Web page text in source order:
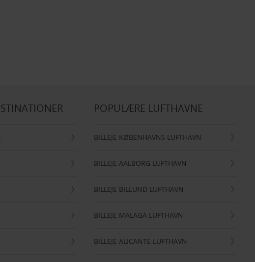
POPULÆRE LUFTHAVNE
BILLEJE KØBENHAVNS LUFTHAVN
BILLEJE AALBORG LUFTHAVN
BILLEJE BILLUND LUFTHAVN
BILLEJE MALAGA LUFTHAVN
BILLEJE ALICANTE LUFTHAVN